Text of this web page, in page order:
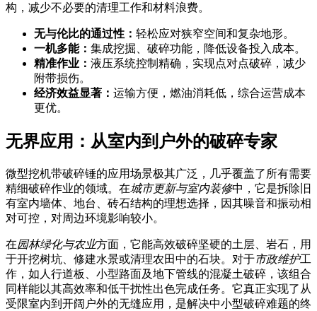
构，减少不必要的清理工作和材料浪费。
无与伦比的通过性： 轻松应对狭窄空间和复杂地形。
一机多能： 集成挖掘、破碎功能，降低设备投入成本。
精准作业： 液压系统控制精确，实现点对点破碎，减少
附带损伤。
经济效益显著： 运输方便，燃油消耗低，综合运营成本
更优。
无界应用：从室内到户外的破碎专家
微型挖机带破碎锤的应用场景极其广泛，几乎覆盖了所有需要
精细破碎作业的领域。在城市更新与室内装修中，它是拆除旧
有室内墙体、地台、砖石结构的理想选择，因其噪音和振动相
对可控，对周边环境影响较小。
在园林绿化与农业方面，它能高效破碎坚硬的土层、岩石，用
于开挖树坑、修建水景或清理农田中的石块。对于市政维护工
作，如人行道板、小型路面及地下管线的混凝土破碎，该组合
同样能以其高效率和低干扰性出色完成任务。它真正实现了从
受限室内到开阔户外的无缝应用，是解决中小型破碎难题的终